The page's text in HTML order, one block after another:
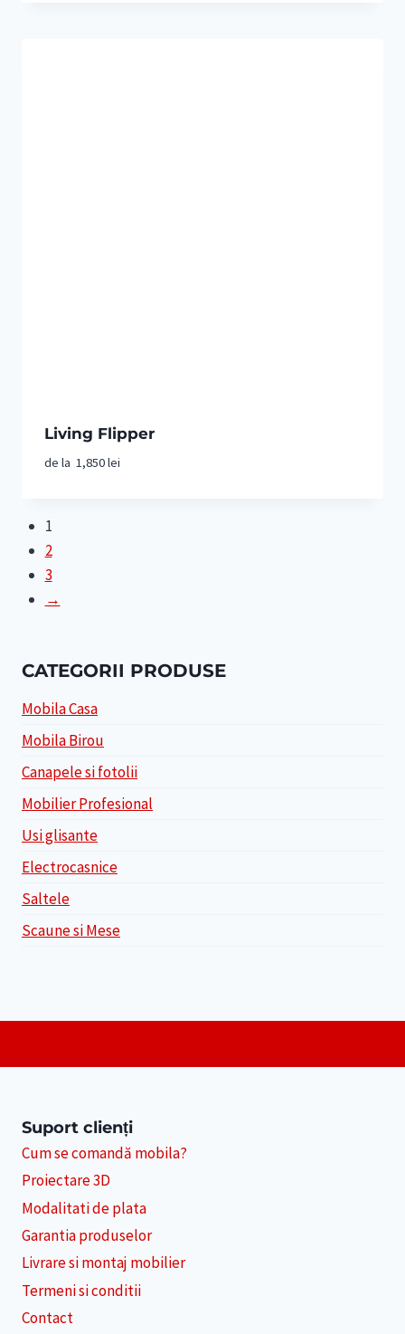
Living Flipper
de la 1,850lei
1
2
3
→
CATEGORII PRODUSE
Mobila Casa
Mobila Birou
Canapele si fotolii
Mobilier Profesional
Usi glisante
Electrocasnice
Saltele
Scaune si Mese
Suport clienți
Cum se comandă mobila?
Proiectare 3D
Modalitati de plata
Garantia produselor
Livrare si montaj mobilier
Termeni si conditii
Contact